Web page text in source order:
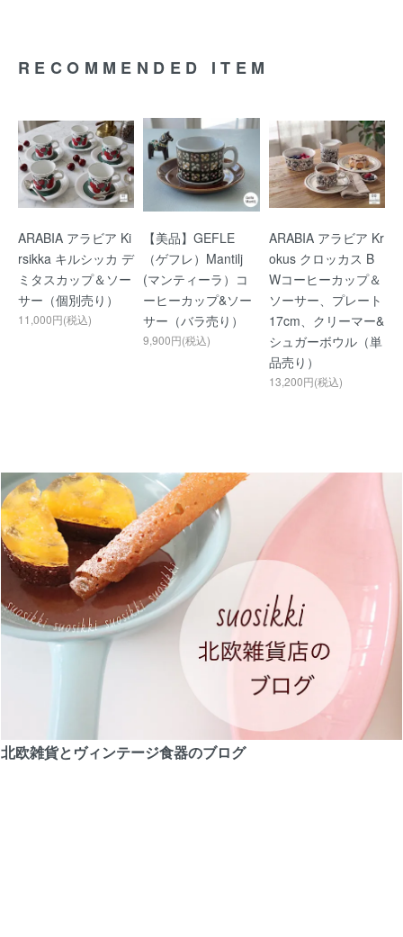
RECOMMENDED ITEM
ARABIA アラビア Ki
rsikka キルシッカ デ
ミタスカップ＆ソー
サー（個別売り）
11,000円(税込)
【美品】GEFLE
（ゲフレ）Mantilj
(マンティーラ）コ
ーヒーカップ&ソー
サー（バラ売り）
9,900円(税込)
ARABIA アラビア Kr
okus クロッカス B
Wコーヒーカップ＆
ソーサー、プレート
17cm、クリーマー&
シュガーボウル（単
品売り）
13,200円(税込)
北欧雑貨とヴィンテージ食器のブログ